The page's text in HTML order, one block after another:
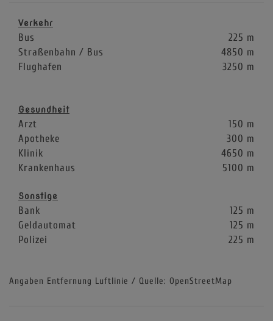
Verkehr
Bus
225 m
Straßenbahn / Bus
4850 m
Flughafen
3250 m
Gesundheit
Arzt
150 m
Apotheke
300 m
Klinik
4650 m
Krankenhaus
5100 m
Sonstige
Bank
125 m
Geldautomat
125 m
Polizei
225 m
Angaben Entfernung Luftlinie / Quelle: OpenStreetMap